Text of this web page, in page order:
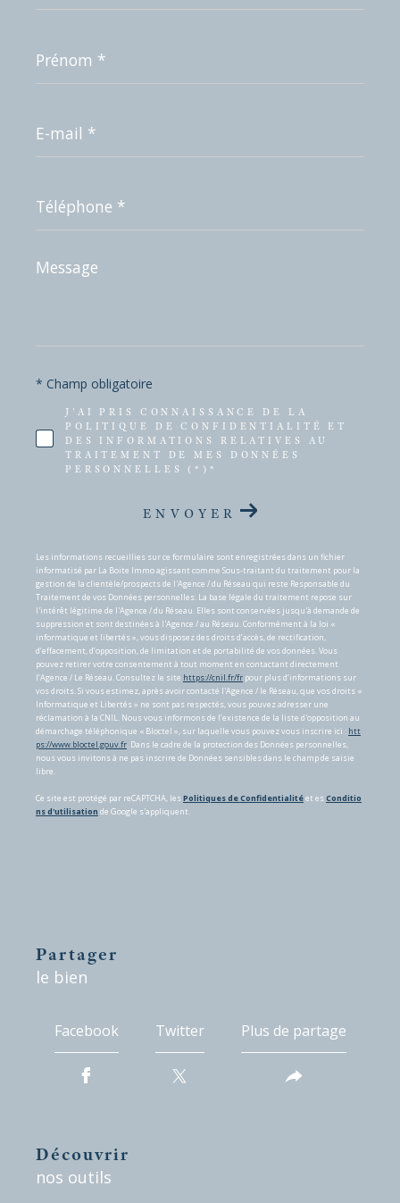
*
mail
*
*
Message
*
J'AI PRIS CONNAISSANCE DE LA
POLITIQUE DE CONFIDENTIALITÉ ET
DES INFORMATIONS RELATIVES AU
TRAITEMENT DE MES DONNÉES
PERSONNELLES (*)*
* Champ obligatoire
ENVOYER
Les informations recueillies sur ce formulaire sont enregistrées dans un fichier
informatisé par La Boite Immo agissant comme Sous-traitant du traitement pour la
gestion de la clientèle/prospects de l'Agence / du Réseau qui reste Responsable du
Traitement de vos Données personnelles. La base légale du traitement repose sur
l'intérêt légitime de l'Agence / du Réseau. Elles sont conservées jusqu'à demande de
suppression et sont destinées à l'Agence / au Réseau. Conformément à la loi «
informatique et libertés », vous disposez des droits d’accès, de rectification,
d’effacement, d’opposition, de limitation et de portabilité de vos données. Vous
pouvez retirer votre consentement à tout moment en contactant directement
l’Agence / Le Réseau. Consultez le site https://cnil.fr/fr pour plus d’informations sur
vos droits. Si vous estimez, après avoir contacté l'Agence / le Réseau, que vos droits «
Informatique et Libertés » ne sont pas respectés, vous pouvez adresser une
réclamation à la CNIL. Nous vous informons de l’existence de la liste d'opposition au
démarchage téléphonique « Bloctel », sur laquelle vous pouvez vous inscrire ici : htt
ps://www.bloctel.gouv.fr. Dans le cadre de la protection des Données personnelles,
nous vous invitons à ne pas inscrire de Données sensibles dans le champ de saisie
libre.
Ce site est protégé par reCAPTCHA, lesPolitiques de Confidentialitéet esConditio
ns d'utilisation de Google s'appliquent.
partager
le bien
Facebook Twitter Plus de partage
découvrir
nos outils